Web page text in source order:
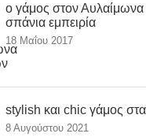
ο γάμος στον
σπάνια εμπειρία
18 Μαΐου 2017
stylish και chic γάμος
8 Αυγούστου 2021